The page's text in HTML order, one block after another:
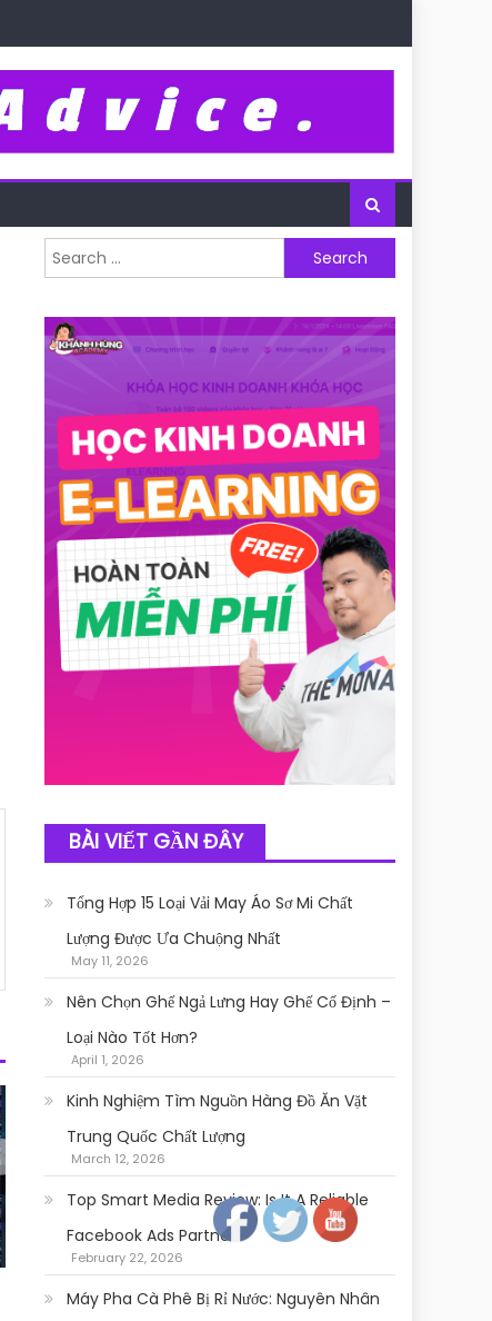
Search for:
BÀI VIẾT GẦN ĐÂY
Tổng Hợp 15 Loại Vải May Áo Sơ Mi Chất
Lượng Được Ưa Chuộng Nhất
May 11, 2026
Nên Chọn Ghế Ngả Lưng Hay Ghế Cố Định –
Loại Nào Tốt Hơn?
April 1, 2026
Kinh Nghiệm Tìm Nguồn Hàng Đồ Ăn Vặt
Trung Quốc Chất Lượng
March 12, 2026
Top Smart Media Review: Is It A Reliable
Facebook Ads Partner?
February 22, 2026
Máy Pha Cà Phê Bị Rỉ Nước: Nguyên Nhân
Follow